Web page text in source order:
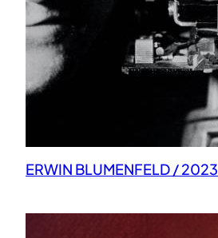
ERWIN BLUMENFELD / 2023